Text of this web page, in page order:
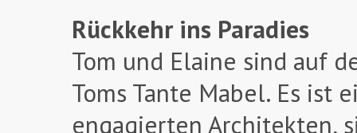
Rückkehr ins Paradies
Tom und Elaine sind auf
Toms Tante Mabel. Es ist
engagierten Architekten,